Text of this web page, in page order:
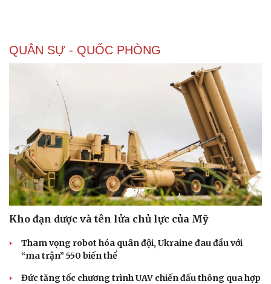
Doanh nghiệp
Doanh nghiệp 24h
Công nghệ
Tin Công nghệ
Trải nghiệm
Chuyển đổi số
QUÂN SỰ - QUỐC PHÒNG
Kho đạn dược và tên lửa chủ lực của Mỹ
Tham vọng robot hóa quân đội, Ukraine đau đầu với
“ma trận” 550 biến thể
Đức tăng tốc chương trình UAV chiến đấu thông qua hợp